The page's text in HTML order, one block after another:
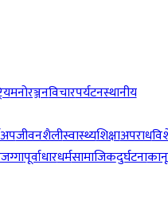
मनोरञ्जनविचारपर्यटनस्थानीय
जीवनशैलीस्वास्थ्यशिक्षाअपराध
पूर्वाधारधर्मसामाजिकदुर्घटना